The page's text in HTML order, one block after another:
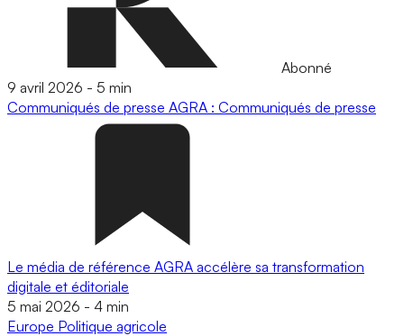
Abonné
9 avril 2026 - 5 min
Communiqués de presse AGRA : Communiqués de presse
Le média de référence AGRA accélère sa transformation
digitale et éditoriale
5 mai 2026 - 4 min
Europe Politique agricole